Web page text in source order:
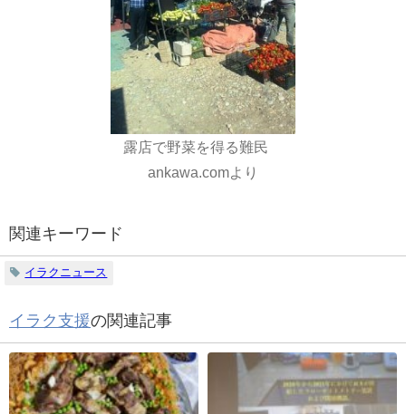
露店で野菜を得る難民
ankawa.comより
関連キーワード
イラクニュース
イラク支援の関連記事